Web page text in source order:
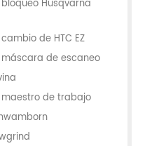
Husqvarna
de HTC EZ
de escaneo
de trabajo